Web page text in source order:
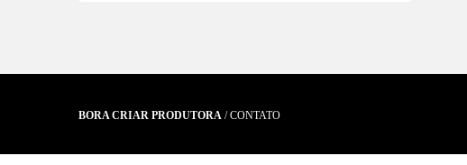
BORA CRIAR PRODUTORA /CONTATO